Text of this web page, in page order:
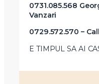
0731.085.568
Vanzari
0729.572.570 –
E TIMPUL SA AI